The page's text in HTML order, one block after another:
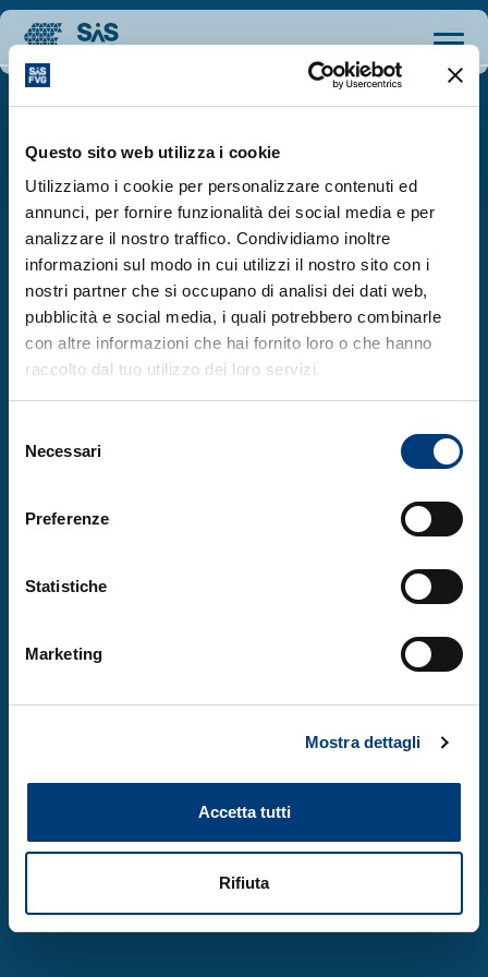
Questo sito web utilizza i cookie
Utilizziamo i cookie per personalizzare contenuti ed
annunci, per fornire funzionalità dei social media e per
analizzare il nostro traffico. Condividiamo inoltre
informazioni sul modo in cui utilizzi il nostro sito con i
nostri partner che si occupano di analisi dei dati web,
pubblicità e social media, i quali potrebbero combinarle
con altre informazioni che hai fornito loro o che hanno
raccolto dal tuo utilizzo dei loro servizi.
delNecessari
Preferenze
Statistiche
Marketing
Mostra dettagli
Accetta tutti
Rifiuta
SiS FVG è un’iniziativa della Regione Autonoma
Friuli Venezia Giulia, in collaborazione con il
Ministero degli Affari Esteri e della
Cooperazione Internazionale e il Ministero
dell’Università e della Ricerca, per la
valorizzazione del Sistema Scientifico e
Cosa facciamo
Lavora con noi
Contatti
00531590321.Privacy Policy-Cookie Policy